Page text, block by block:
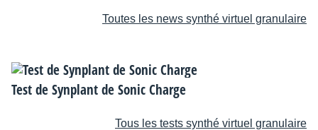
Toutes les news synthé virtuel granulaire
Test de Synplant de Sonic Charge
Tous les tests synthé virtuel granulaire